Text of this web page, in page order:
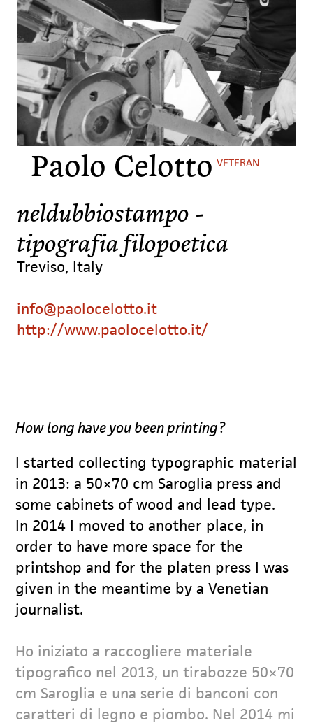
Paolo CelottoVETERAN
neldubbiostampo -
tipografia filopoetica
Treviso, Italy
info@paolocelotto.it
http://www.paolocelotto.it/
How long have you been printing?
I started collecting typographic material
in 2013: a 50×70 cm Saroglia press and
some cabinets of wood and lead type.
In 2014 I moved to another place, in
order to have more space for the
printshop and for the platen press I was
given in the meantime by a Venetian
journalist.
Ho iniziato a raccogliere materiale
tipografico nel 2013, un tirabozze 50×70
cm Saroglia e una serie di banconi con
caratteri di legno e piombo. Nel 2014 mi